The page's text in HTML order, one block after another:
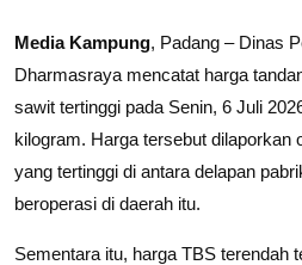
Media Kampung, Padang – Dinas
Dharmasraya mencatat harga
sawit tertinggi pada Senin, 6 Juli
kilogram. Harga tersebut dilaporkan
yang tertinggi di antara delapan
beroperasi di daerah itu.
Sementara itu, harga TBS terendah